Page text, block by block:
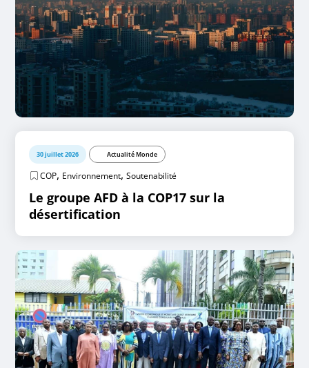
30 juillet 2026 Actualité Monde
COP, Environnement,Soutenabilité
Le groupe AFD à la COP17 sur la
désertification